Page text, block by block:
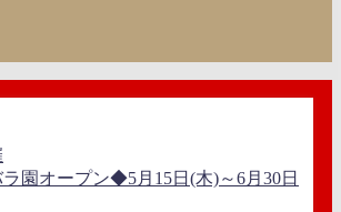
園オープン◆5月15日(木)～6月30日